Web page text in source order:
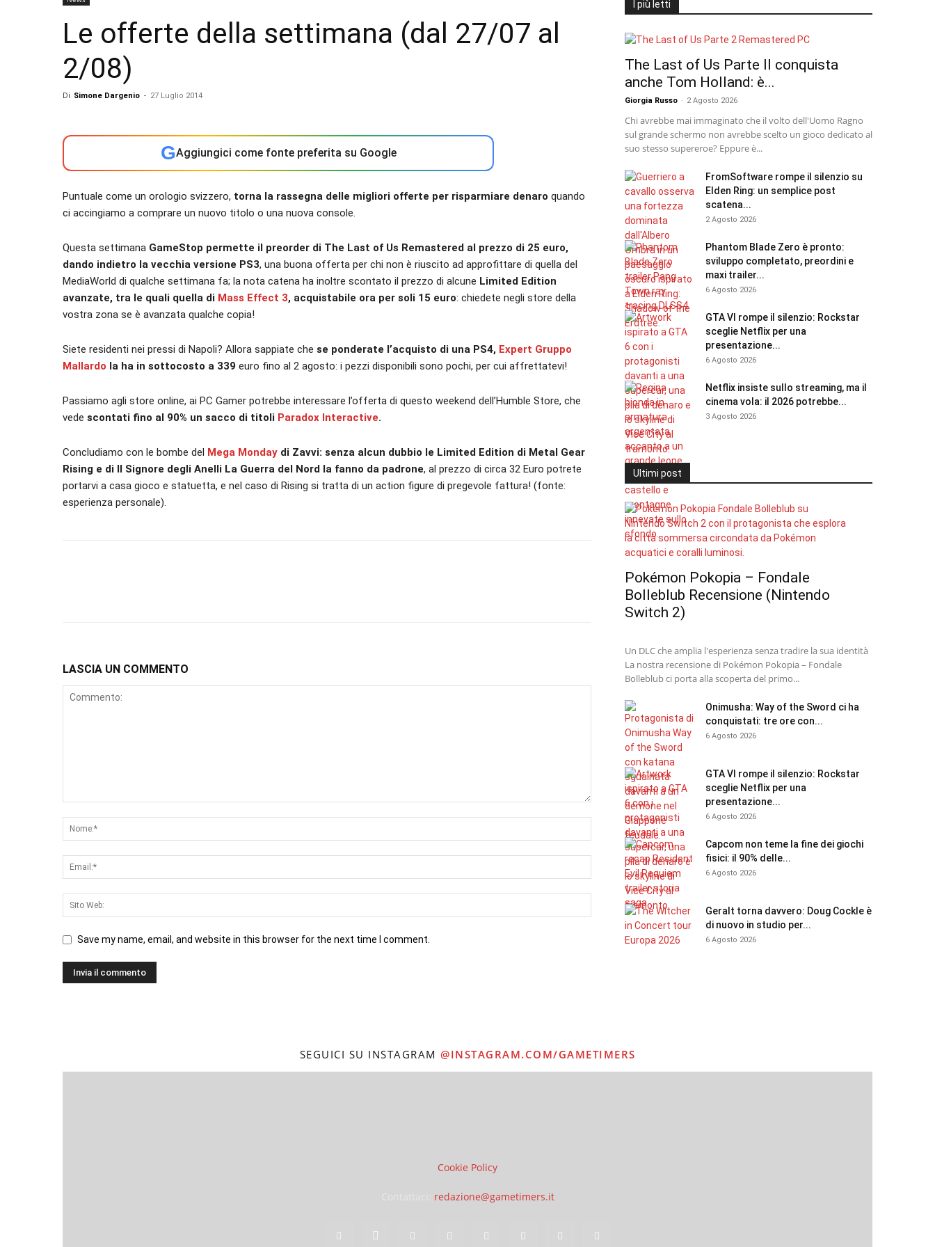
Le offerte della settimana (dal 27/07 al
2/08)
Di Simone Dargenio - 27 Luglio 2014
GAggiungici come fonte preferita su Google
Puntuale come un orologio svizzero, torna la rassegna delle migliori offerte per risparmiare denaro quando
ci accingiamo a comprare un nuovo titolo o una nuova console.
Questa settimana GameStop permette il preorder di The Last of Us Remastered al prezzo di 25 euro,
dando indietro la vecchia versione PS3, una buona offerta per chi non è riuscito ad approfittare di quella del
MediaWorld di qualche settimana fa; la nota catena ha inoltre scontato il prezzo di alcune Limited Edition
avanzate, tra le quali quella di Mass Effect 3, acquistabile ora per soli 15 euro: chiedete negli store della
vostra zona se è avanzata qualche copia!
Siete residenti nei pressi di Napoli? Allora sappiate che se ponderate l’acquisto di una PS4, Expert Gruppo
Mallardo la ha in sottocosto a 339 euro fino al 2 agosto: i pezzi disponibili sono pochi, per cui affrettatevi!
Passiamo agli store online, ai PC Gamer potrebbe interessare l’offerta di questo weekend dell’Humble Store, che
vede scontati fino al 90% un sacco di titoli Paradox Interactive.
Concludiamo con le bombe del Mega Monday di Zavvi: senza alcun dubbio le Limited Edition di Metal Gear
Rising e di Il Signore degli Anelli La Guerra del Nord la fanno da padrone, al prezzo di circa 32 Euro potrete
portarvi a casa gioco e statuetta, e nel caso di Rising si tratta di un action figure di pregevole fattura! (fonte:
esperienza personale).
LASCIA UN COMMENTO
Save my name, email, and website in this browser for the next time I comment.
I più letti
The Last of Us Parte II conquista
anche Tom Holland: è...
Giorgia Russo - 2 Agosto 2026
Chi avrebbe mai immaginato che il volto dell'Uomo Ragno
sul grande schermo non avrebbe scelto un gioco dedicato al
suo stesso supereroe? Eppure è...
FromSoftware rompe il silenzio su
Elden Ring: un semplice post
scatena...
2 Agosto 2026
Phantom Blade Zero è pronto:
sviluppo completato, preordini e
maxi trailer...
6 Agosto 2026
GTA VI rompe il silenzio: Rockstar
sceglie Netflix per una
presentazione...
6 Agosto 2026
Netflix insiste sullo streaming, ma il
cinema vola: il 2026 potrebbe...
3 Agosto 2026
Ultimi post
Pokémon Pokopia – Fondale
Bolleblub Recensione (Nintendo
Switch 2)
Un DLC che amplia l'esperienza senza tradire la sua identità
La nostra recensione di Pokémon Pokopia – Fondale
Bolleblub ci porta alla scoperta del primo...
Onimusha: Way of the Sword ci ha
conquistati: tre ore con...
6 Agosto 2026
GTA VI rompe il silenzio: Rockstar
sceglie Netflix per una
presentazione...
6 Agosto 2026
Capcom non teme la fine dei giochi
fisici: il 90% delle...
6 Agosto 2026
Geralt torna davvero: Doug Cockle è
di nuovo in studio per...
6 Agosto 2026
SEGUICI SU INSTAGRAM @INSTAGRAM.COM/GAMETIMERS
Cookie Policy
redazione@gametimers.it